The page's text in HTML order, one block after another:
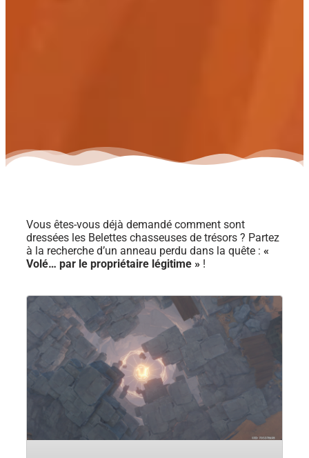
Vous êtes-vous déjà demandé comment sont
dressées les Belettes chasseuses de trésors ? Partez
à la recherche d’un anneau perdu dans la quête : «
Volé… par le propriétaire légitime » !